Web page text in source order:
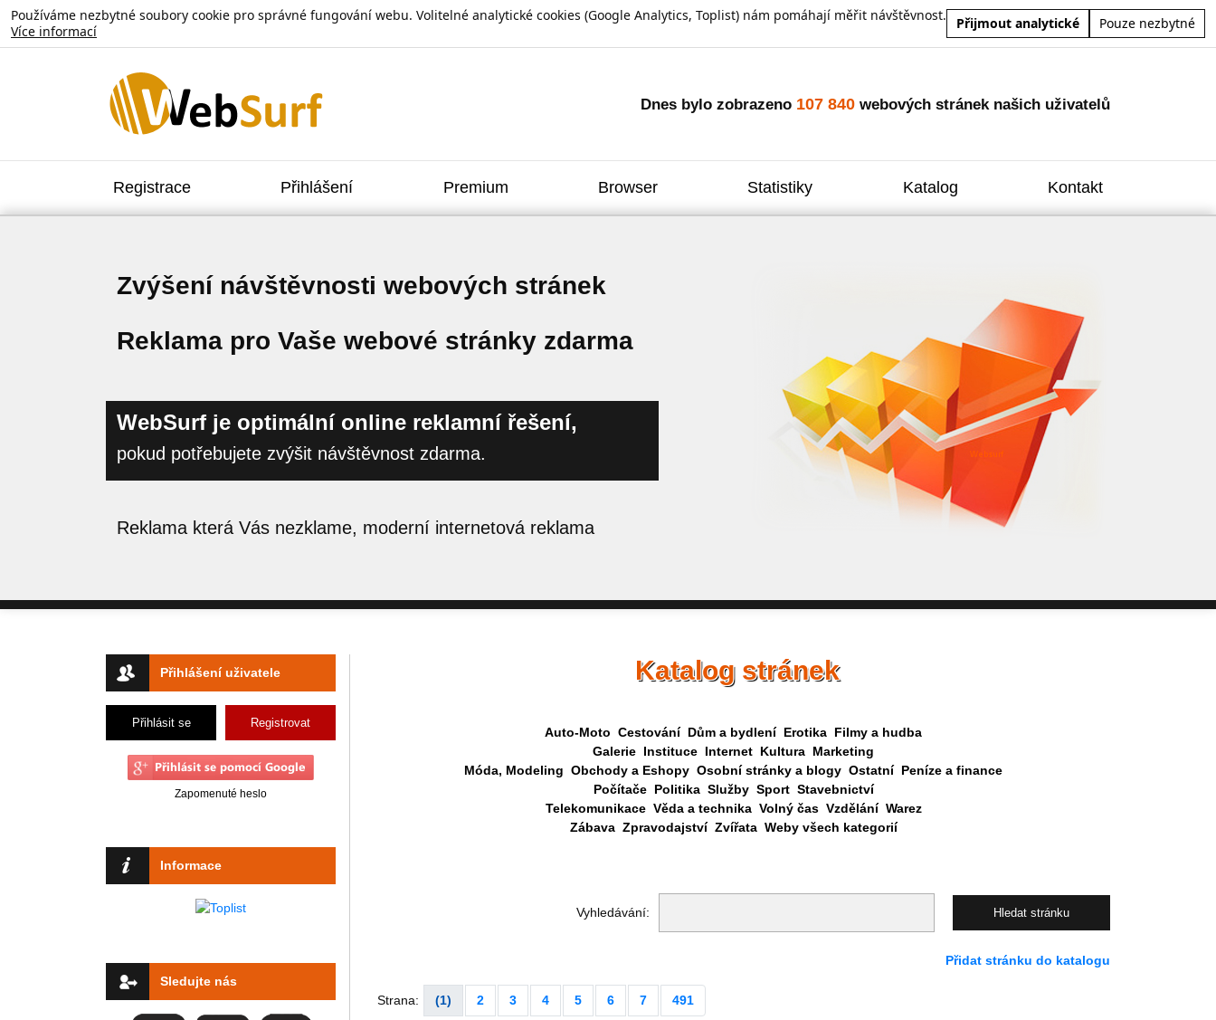
Používáme nezbytné soubory cookie pro správné fungování webu. Volitelné analytické cookies (Google Analytics, Toplist) nám pomáhají měřit návštěvnost.
Více informací
Přijmout analytické Pouze nezbytné
Dnes bylo zobrazeno 107 840 webových stránek našich uživatelů
Registrace Přihlášení Premium Browser Statistiky Katalog Kontakt
Zvýšení návštěvnosti webových stránek
Reklama pro Vaše webové stránky zdarma
WebSurf je optimální online reklamní řešení,
pokud potřebujete zvýšit návštěvnost zdarma.
Reklama která Vás nezklame, moderní internetová reklama
Přihlášení uživatele
Přihlásit se Registrovat
Zapomenuté heslo
Informace
Sledujte nás
Katalog stránek
Auto-Moto Cestování Dům a bydlení Erotika Filmy a hudba
Galerie Instituce Internet Kultura Marketing
Móda, Modeling Obchody a Eshopy Osobní stránky a blogy Ostatní Peníze a finance
Počítače Politika Služby Sport Stavebnictví
Telekomunikace Věda a technika Volný čas Vzdělání Warez
Zábava Zpravodajství Zvířata Weby všech kategorií
Vyhledávání:
Přidat stránku do katalogu
Strana: (1) 2 3 4 5 6 7 491